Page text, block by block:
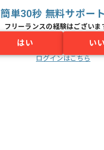
簡単30秒 無料サポー
フリーランスの経験はございま
はい い
ログインはこちら